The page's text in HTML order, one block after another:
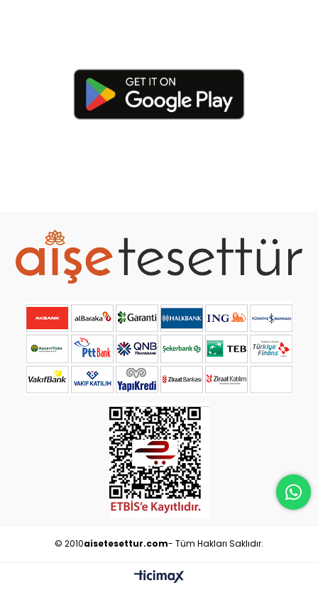
© 2010aisetesettur.com- Tüm Hakları Saklıdır.